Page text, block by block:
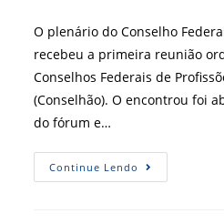
post:
O plenário do Conselho
recebeu a primeira reunião
Conselhos Federais de
(Conselhão). O encontrou foi
do fórum e…
Continue Lendo Decretos